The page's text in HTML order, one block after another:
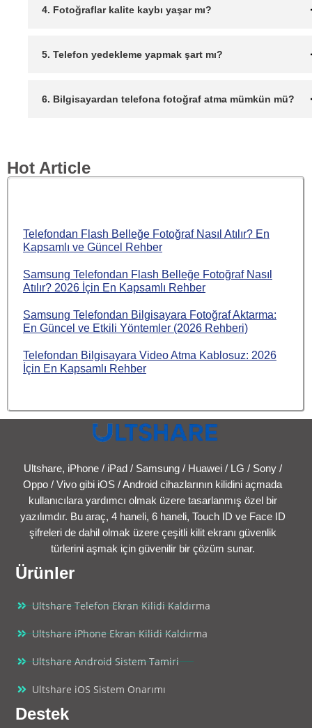
4. Fotoğraflar kalite kaybı yaşar mı?
5. Telefon yedekleme yapmak şart mı?
6. Bilgisayardan telefona fotoğraf atma mümkün mü?
Hot Article
Telefondan Flash Belleğe Fotoğraf Nasıl Atılır? En
Kapsamlı ve Güncel Rehber
Samsung Telefondan Flash Belleğe Fotoğraf Nasıl
Atılır? 2026 İçin En Kapsamlı Rehber
Samsung Telefondan Bilgisayara Fotoğraf Aktarma:
En Güncel ve Etkili Yöntemler (2026 Rehberi)
Telefondan Bilgisayara Video Atma Kablosuz: 2026
İçin En Kapsamlı Rehber
Ultshare, iPhone / iPad / Samsung / Huawei / LG / Sony /
Oppo / Vivo gibi iOS / Android cihazlarının kilidini açmada
kullanıcılara yardımcı olmak üzere tasarlanmış özel bir
yazılımdır. Bu araç, 4 haneli, 6 haneli, Touch ID ve Face ID
şifreleri de dahil olmak üzere çeşitli kilit ekranı güvenlik
türlerini aşmak için güvenilir bir çözüm sunar.
Ürünler
Ultshare Telefon Ekran Kilidi Kaldırma
Ultshare iPhone Ekran Kilidi Kaldırma
Ultshare Android Sistem Tamiri
Ultshare iOS Sistem Onarımı
Destek